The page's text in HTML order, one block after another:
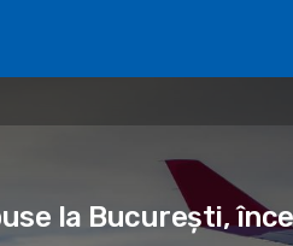
la București,